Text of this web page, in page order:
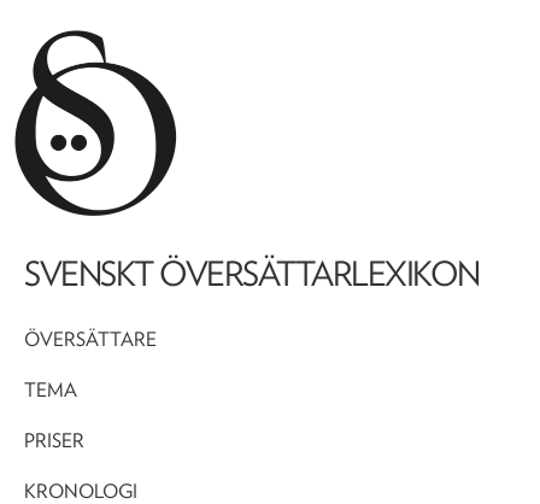
SVENSKT ÖVERSÄTTARLEXIKON
ÖVERSÄTTARE
TEMA
PRISER
KRONOLOGI